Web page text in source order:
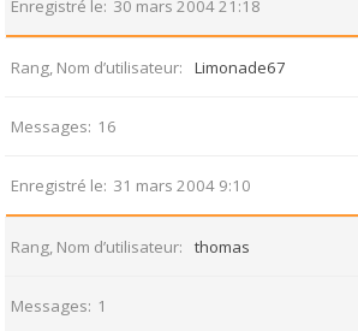
Enregistré le 30 mars 2004 21:18
Rang, Nom d’utilisateur Limonade67
Messages 16
Enregistré le 31 mars 2004 9:10
Rang, Nom d’utilisateur thomas
Messages 1